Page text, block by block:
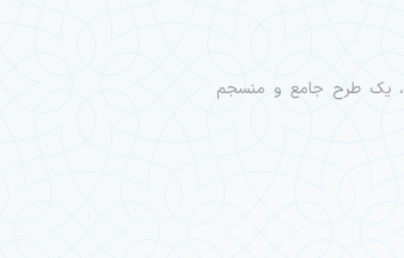
یک طرح جامع و منسجم